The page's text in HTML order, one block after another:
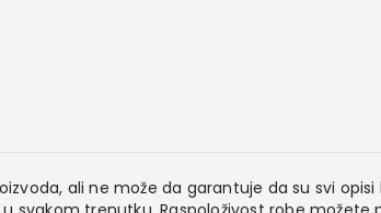
ali ne može da garantuje da su svi